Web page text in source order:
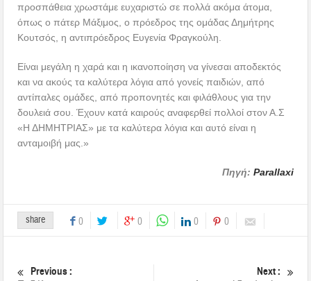
προσπάθεια χρωστάμε ευχαριστώ σε πολλά ακόμα άτομα,
όπως ο πάτερ Μάξιμος, ο πρόεδρος της ομάδας Δημήτρης
Κουτσός, η αντιπρόεδρος Ευγενία Φραγκούλη.
Είναι μεγάλη η χαρά και η ικανοποίηση να γίνεσαι αποδεκτός
και να ακούς τα καλύτερα λόγια από γονείς παιδιών, από
αντίπαλες ομάδες, από προπονητές και φιλάθλους για την
δουλειά σου. Έχουν κατά καιρούς αναφερθεί πολλοί στον Α.Σ
«Η ΔΗΜΗΤΡΙΑΣ» με τα καλύτερα λόγια και αυτό είναι η
ανταμοιβή μας.»
Πηγή: Parallaxi
share 0 0 0 0
Previous : Next :